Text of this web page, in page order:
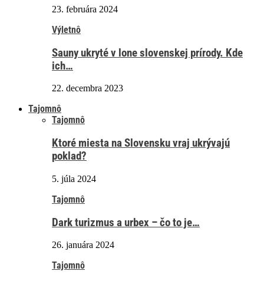
23. februára 2024
Výletnô
Sauny ukryté v lone slovenskej prírody. Kde
ich…
22. decembra 2023
Tajomnô
Tajomnô
Ktoré miesta na Slovensku vraj ukrývajú
poklad?
5. júla 2024
Tajomnô
Dark turizmus a urbex – čo to je…
26. januára 2024
Tajomnô